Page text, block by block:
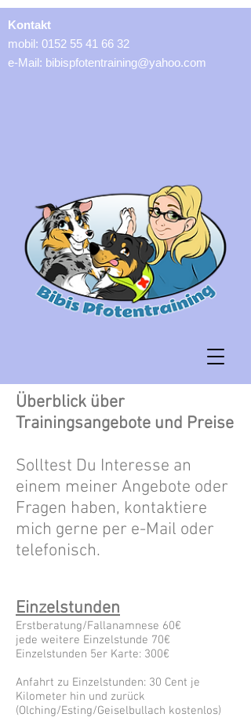
Kontakt
mobil: 0152 55 41 66 32
e-Mail: bibispfotentraining@yahoo.com
Überblick über
Trainingsangebote und Preise
Solltest Du Interesse an
einem meiner Angebote oder
Fragen haben, kontaktiere
mich gerne per e-Mail oder
telefonisch.
Einzelstunden
Erstberatung/Fallanamnese 60€
jede weitere Einzelstunde 70€
Einzelstunden 5er Karte: 300€
Anfahrt zu Einzelstunden: 30 Cent je
Kilometer hin und zurück
(Olching/Esting/Geiselbullach kostenlos)